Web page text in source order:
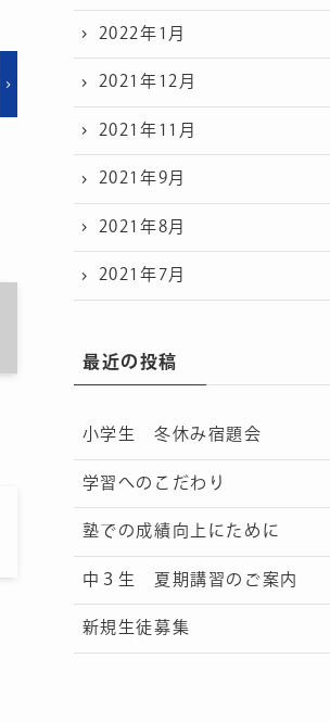
2022年1月
2021年12月
2021年11月
2021年9月
2021年8月
2021年7月
最近の投稿
小学生 冬休み宿題会
学習へのこだわり
塾での成績向上にために
中３生 夏期講習のご案内
新規生徒募集